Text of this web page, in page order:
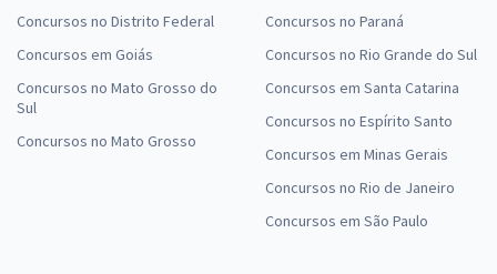
Concursos no Distrito Federal
Concursos em Goiás
Concursos no Mato Grosso do
Sul
Concursos no Mato Grosso
Concursos no Paraná
Concursos no Rio Grande do Sul
Concursos em Santa Catarina
Concursos no Espírito Santo
Concursos em Minas Gerais
Concursos no Rio de Janeiro
Concursos em São Paulo